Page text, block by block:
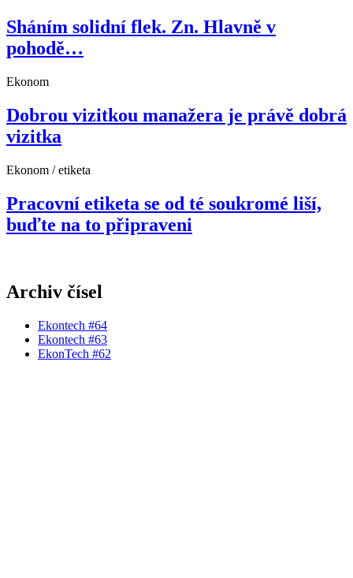
Sháním solidní flek. Zn. Hlavně v
pohodě…
Ekonom
Dobrou vizitkou manažera je právě dobrá
vizitka
Ekonom / etiketa
Pracovní etiketa se od té soukromé liší,
buďte na to připraveni
Archiv čísel
Ekontech #64
Ekontech #63
EkonTech #62